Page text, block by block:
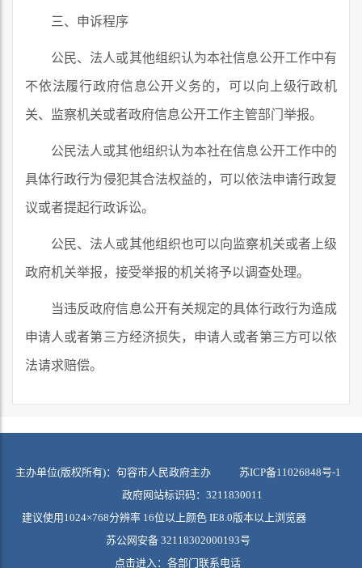
三、申诉程序
公民、法人或其他组织认为本社信息公开工作中有
不依法履行政府信息公开义务的，可以向上级行政机
关、监察机关或者政府信息公开工作主管部门举报。
公民法人或其他组织认为本社在信息公开工作中的
具体行政行为侵犯其合法权益的，可以依法申请行政复
议或者提起行政诉讼。
公民、法人或其他组织也可以向监察机关或者上级
政府机关举报，接受举报的机关将予以调查处理。
当违反政府信息公开有关规定的具体行政行为造成
申请人或者第三方经济损失，申请人或者第三方可以依
法请求赔偿。
主办单位(版权所有)：句容市人民政府主办 苏ICP备11026848号-1
政府网站标识码：3211830011
建议使用1024×768分辨率 16位以上颜色 IE8.0版本以上浏览器
苏公网安备 32118302000193号
点击进入： 各部门联系电话